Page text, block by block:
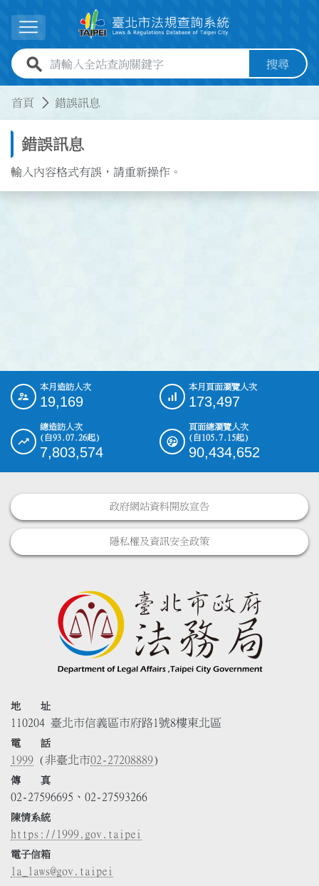
展開選單
全站查詢關鍵字欄位 搜尋
首頁 錯誤訊息
錯誤訊息
輸入內容格式有誤，請重新操作。
::: 本月造訪人次
19,169
本月頁面瀏覽人次
173,497
總造訪人次
(自93.07.26起)
7,803,574
頁面總瀏覽人次
(自105.7.15起)
90,434,652
政府網站資料開放宣告
隱私權及資訊安全政策
地 址
110204 臺北市信義區市府路1號8樓東北區
電 話
1999 (非臺北市02-27208889)
傳 真
02-27596695、02-27593266
陳情系統
https://1999.gov.taipei
電子信箱
la_laws@gov.taipei